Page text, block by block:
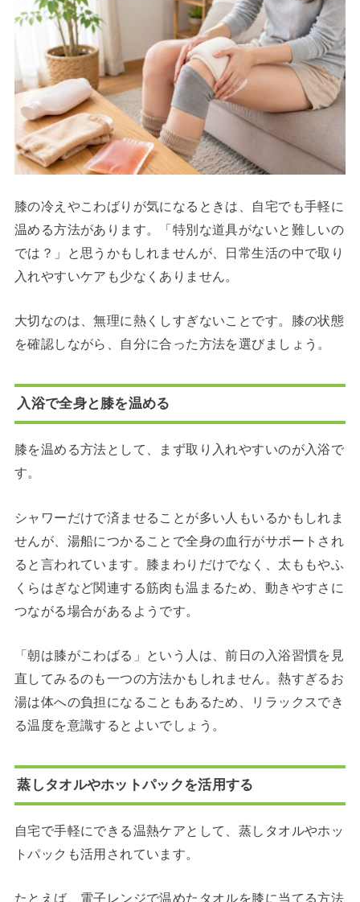
膝の冷えやこわばりが気になるときは、自宅でも手軽に
温める方法があります。「特別な道具がないと難しいの
では？」と思うかもしれませんが、日常生活の中で取り
入れやすいケアも少なくありません。
大切なのは、無理に熱くしすぎないことです。膝の状態
を確認しながら、自分に合った方法を選びましょう。
入浴で全身と膝を温める
膝を温める方法として、まず取り入れやすいのが入浴で
す。
シャワーだけで済ませることが多い人もいるかもしれま
せんが、湯船につかることで全身の血行がサポートされ
ると言われています。膝まわりだけでなく、太ももやふ
くらはぎなど関連する筋肉も温まるため、動きやすさに
つながる場合があるようです。
「朝は膝がこわばる」という人は、前日の入浴習慣を見
直してみるのも一つの方法かもしれません。熱すぎるお
湯は体への負担になることもあるため、リラックスでき
る温度を意識するとよいでしょう。
蒸しタオルやホットパックを活用する
自宅で手軽にできる温熱ケアとして、蒸しタオルやホッ
トパックも活用されています。
たとえば、電子レンジで温めたタオルを膝に当てる方法